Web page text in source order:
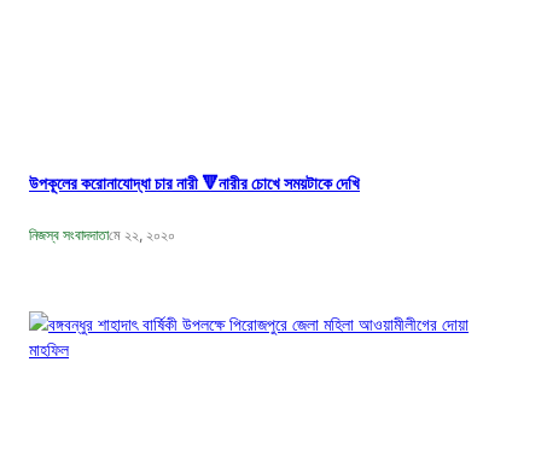
উপকূলের করোনাযোদ্ধা চার নারী 🔻নারীর চোখে সময়টাকে দেখি
নিজস্ব সংবাদদাতামে ২২, ২০২০